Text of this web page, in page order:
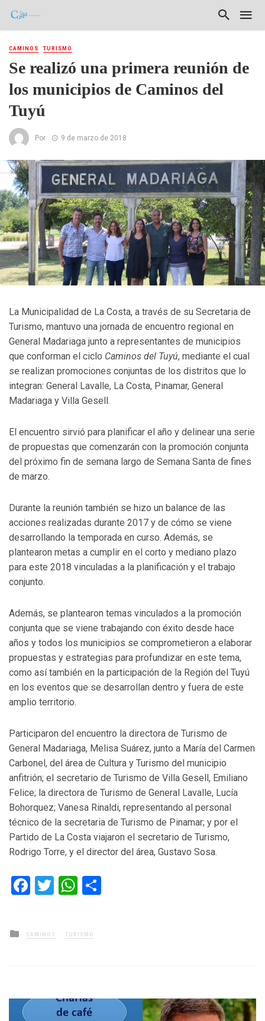
CAMINOS TURISMO
Se realizó una primera reunión de
los municipios de Caminos del
Tuyú
Por 9 de marzo de 2018
La Municipalidad de La Costa, a través de su Secretaria de
Turismo, mantuvo una jornada de encuentro regional en
General Madariaga junto a representantes de municipios
que conforman el ciclo Caminos del Tuyú, mediante el cual
se realizan promociones conjuntas de los distritos que lo
integran: General Lavalle, La Costa, Pinamar, General
Madariaga y Villa Gesell.
El encuentro sirvió para planificar el año y delinear una serie
de propuestas que comenzarán con la promoción conjunta
del próximo fin de semana largo de Semana Santa de fines
de marzo.
Durante la reunión también se hizo un balance de las
acciones realizadas durante 2017 y de cómo se viene
desarrollando la temporada en curso. Además, se
plantearon metas a cumplir en el corto y mediano plazo
para este 2018 vinculadas a la planificación y el trabajo
conjunto.
Además, se plantearon temas vinculados a la promoción
conjunta que se viene trabajando con éxito desde hace
años y todos los municipios se comprometieron a elaborar
propuestas y estrategias para profundizar en este tema,
como así también en la participación de la Región del Tuyú
en los eventos que se desarrollan dentro y fuera de este
amplio territorio.
Participaron del encuentro la directora de Turismo de
General Madariaga, Melisa Suárez, junto a María del Carmen
Carbonel, del área de Cultura y Turismo del municipio
anfitrión; el secretario de Turismo de Villa Gesell, Emiliano
Felice; la directora de Turismo de General Lavalle, Lucía
Bohorquez; Vanesa Rinaldi, representando al personal
técnico de la secretaria de Turismo de Pinamar; y por el
Partido de La Costa viajaron el secretario de Turismo,
Rodrigo Torre, y el director del área, Gustavo Sosa.
Facebook
TwitterWhatsApp
Posted
in
CAMINOS TURISMO